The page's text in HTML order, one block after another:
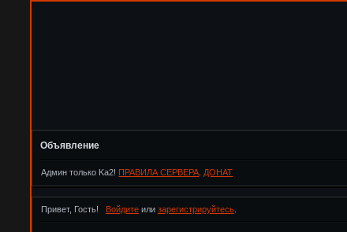
Объявление
Админ только Ka2! ПРАВИЛА СЕРВЕРА ДОНАТ
Привет, Гость! Войдитеили зарегистрируйтесь.